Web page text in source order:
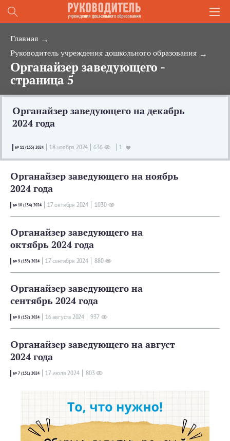
Главная
Руководитель учреждения дошкольного образования
Органайзер заведующего -
страница 5
Органайзер заведующего на декабрь
2024 года
№ 11 (155) 2024 18 ноября 2024 636 1
Органайзер заведующего на ноябрь
2024 года
№ 10 (154) 2024 17 октября 2024 1030
Органайзер заведующего на
октябрь 2024 года
№ 9 (153) 2024 17 сентября 2024 880
Органайзер заведующего на
сентябрь 2024 года
№ 8 (152) 2024 16 августа 2024 937
Органайзер заведующего на август
2024 года
№ 7 (151) 2024 17 июля 2024 803